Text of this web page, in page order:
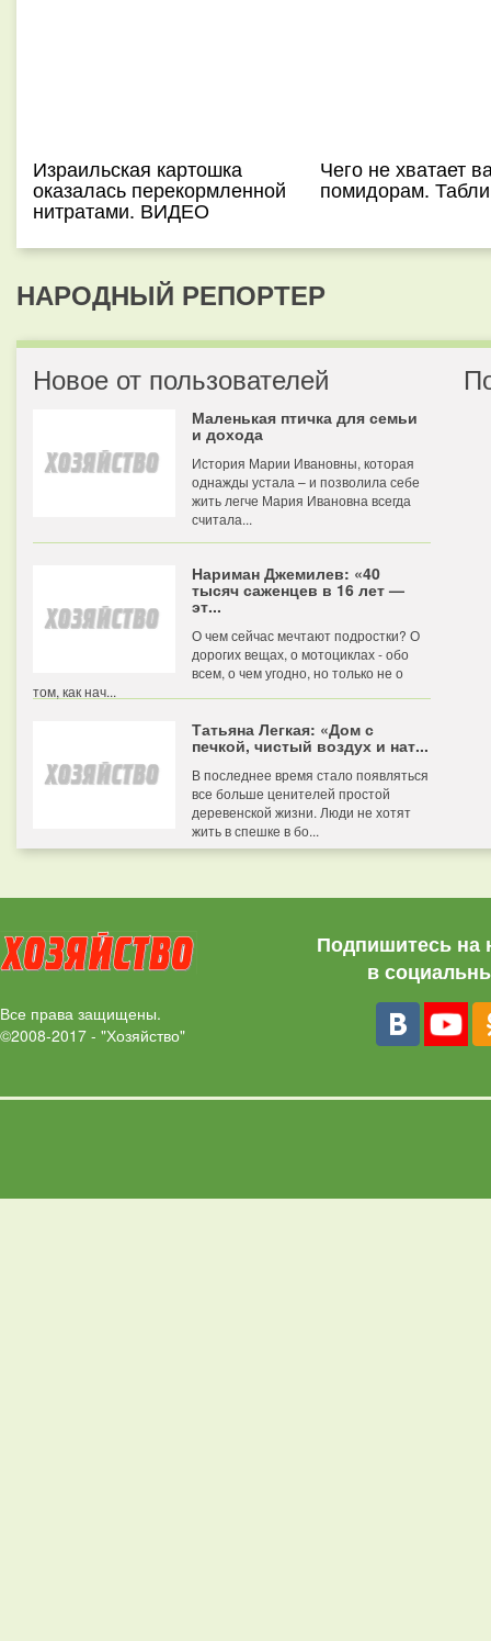
Израильская картошка
оказалась перекормленной
нитратами. ВИДЕО
Чего не хватает
помидорам.
НАРОДНЫЙ РЕПОРТЕР
Новое от пользователей
Маленькая птичка для семьи
и дохода
История Марии Ивановны, которая
однажды устала – и позволила себе
жить легче Мария Ивановна всегда
считала...
Нариман Джемилев: «40
тысяч саженцев в 16 лет —
эт...
О чем сейчас мечтают подростки? О
дорогих вещах, о мотоциклах - обо
всем, о чем угодно, но только не о
том, как нач...
Татьяна Легкая: «Дом с
печкой, чистый воздух и нат...
В последнее время стало появляться
все больше ценителей простой
деревенской жизни. Люди не хотят
жить в спешке в бо...
Все права защищены.
©2008-2017 - "Хозяйство"
Подпишитесь на
в